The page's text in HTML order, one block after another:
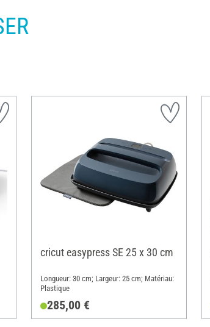
cricut easypress SE 25 x 30 cm
Longueur: 30 cm; Largeur: 25 cm; Matériau:
Plastique
285,00 €